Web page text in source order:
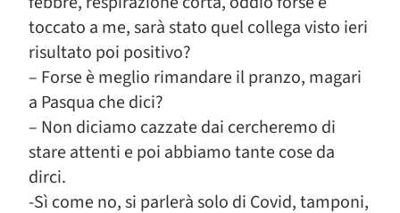
toccato a me, sarà stato quel collega visto ieri
risultato poi positivo?
– Forse è meglio rimandare il pranzo, magari
a Pasqua che dici?
– Non diciamo cazzate dai cercheremo di
stare attenti e poi abbiamo tante cose da
dirci.
-Sì come no, si parlerà solo di Covid, tamponi,